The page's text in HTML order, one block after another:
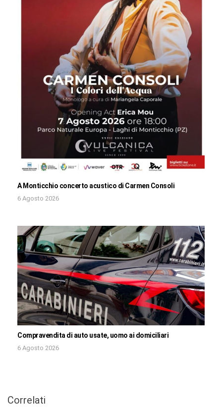
A Monticchio concerto acustico di Carmen Consoli
6 Agosto 2026
Compravendita di auto usate, uomo ai domiciliari
6 Agosto 2026
Correlati